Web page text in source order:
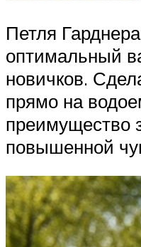
Петля
оптимальный
новичков.
прямо на
преимущество
повышенной